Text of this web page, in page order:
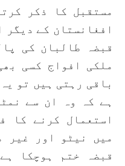
مستقبل کا ذکر
افغانستان کے دیگر
قبضہ طالبان کی
ملکی افواج کسی
باقی رہتی ہیں تو
ہے کہ وہ ان سے
استعمال کرنے کا
قبضہ ختم ہوچکا